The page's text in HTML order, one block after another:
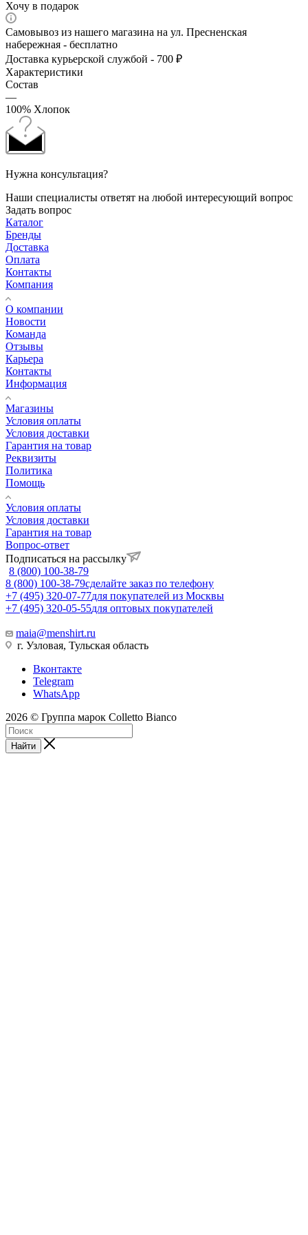
Хочу в подарок
Самовывоз из нашего магазина на ул. Пресненская
набережная - бесплатно
Доставка курьерской службой - 700 ₽
Характеристики
Состав
—
100% Хлопок
Нужна консультация?
Наши специалисты ответят на любой интересующий вопрос
Задать вопрос
Каталог
Бренды
Доставка
Оплата
Контакты
Компания
О компании
Новости
Команда
Отзывы
Карьера
Контакты
Информация
Магазины
Условия оплаты
Условия доставки
Гарантия на товар
Реквизиты
Политика
Помощь
Условия оплаты
Условия доставки
Гарантия на товар
Вопрос-ответ
Подписаться на рассылку
8 (800) 100-38-79
8 (800) 100-38-79сделайте заказ по телефону
+7 (495) 320-07-77для покупателей из Москвы
+7 (495) 320-05-55для оптовых покупателей
maia@menshirt.ru
г. Узловая, Тульская область
Вконтакте
Telegram
WhatsApp
2026 © Группа марок Colletto Bianco
Найти